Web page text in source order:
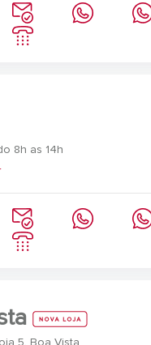
8h as 14h
5, Boa Vista